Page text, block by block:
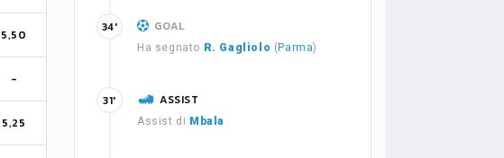
5,50
-
5,25
GOAL
Ha segnato R. Gagliolo ( Parma)
34'
ASSIST
Assist di Mbala
31'